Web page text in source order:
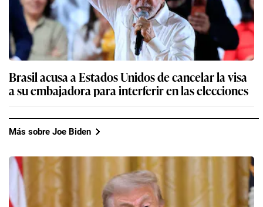
Brasil acusa a Estados Unidos de cancelar la visa
a su embajadora para interferir en las elecciones
Más sobre Joe Biden